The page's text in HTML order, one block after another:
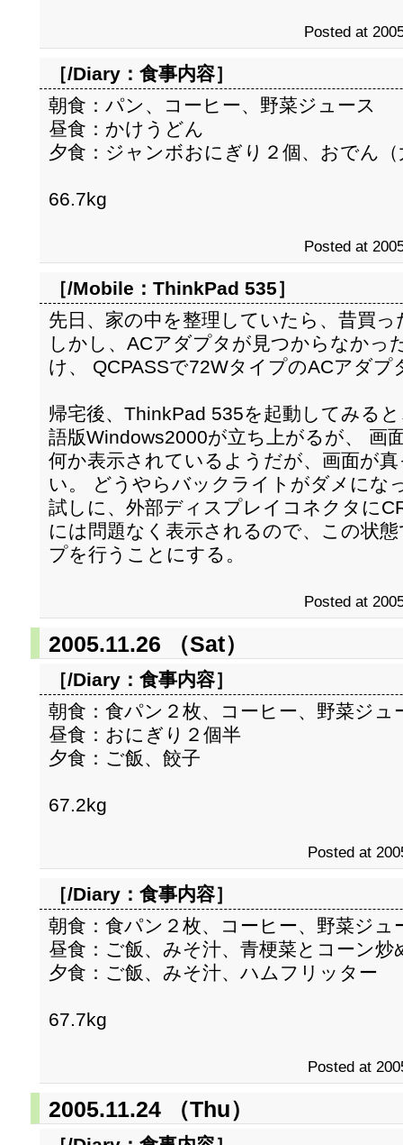
Posted at
［/Diary： 食事内容］
朝食：パン、コーヒー、野菜ジュース
昼食：かけうどん
夕食：ジャンボおにぎり２個、おでん（
66.7kg
Posted at
［/Mobile： ThinkPad 535］
先日、家の中を整理していたら、昔買
しかし、ACアダプタが見つからなかっ
け、 QCPASSで72WタイプのACアダプ
帰宅後、ThinkPad 535を起動してみる
語版Windows2000が立ち上がるが、 画
何か表示されているようだが、画面が
い。 どうやらバックライトがダメにな
試しに、外部ディスプレイコネクタに
には問題なく表示されるので、この状
プを行うことにする。
Posted at
2005.11.26 （Sat）
［/Diary： 食事内容］
朝食：食パン２枚、コーヒー、野菜ジュ
昼食：おにぎり２個半
夕食：ご飯、餃子
67.2kg
Posted at
［/Diary： 食事内容］
朝食：食パン２枚、コーヒー、野菜ジュ
昼食：ご飯、みそ汁、青梗菜とコーン
夕食：ご飯、みそ汁、ハムフリッター
67.7kg
Posted at
2005.11.24 （Thu）